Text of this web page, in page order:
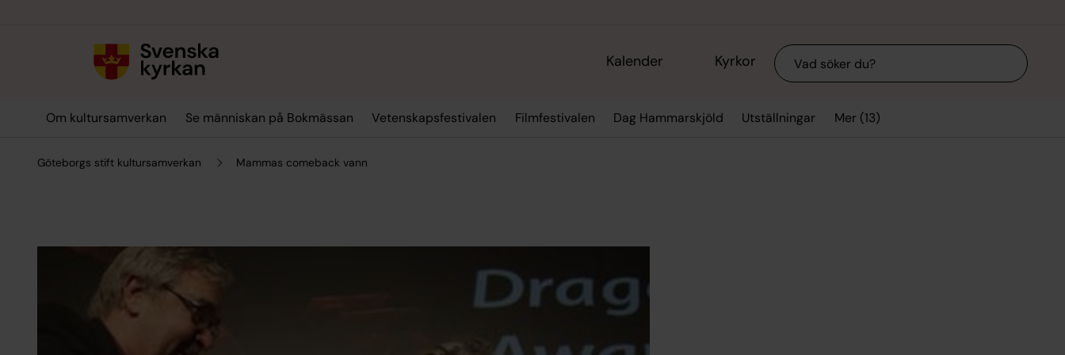
Kalender Kyrkor Sök
Om kultursamverkan Se människan på Bokmässan Vetenskapsfestivalen Filmfestivalen Dag Hammarskjöld Utställningar Mer (13)
Göteborgs stift kultursamverkan Mammas comeback vann